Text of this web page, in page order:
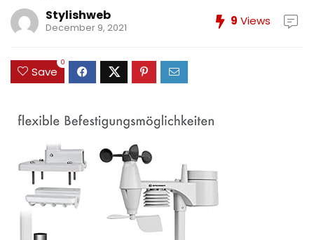
Stylishweb
December 9, 2021 9 Views
Save
0